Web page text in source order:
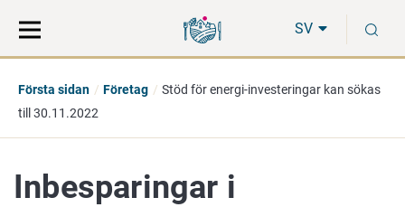
direkt
till
på
hela
SV
Första sidan Företag
Stöd för energi-investeringar kan sökas
till 30.11.2022
Inbesparingar i